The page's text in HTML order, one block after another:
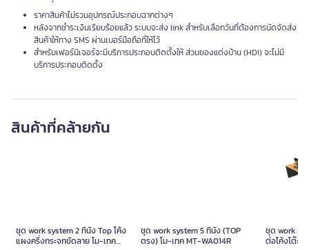
ราคาสินค้าไม่รวมอุปกรณ์ประกอบฉากต่างๆ
หลังจากชำระเงินเรียบร้อยแล้ว ระบบจะส่ง link สำหรับเลือกวันที่ต้องการนัดจัดส่ง
สินค้าให้ทาง SMS ผ่านเบอร์มือถือที่ให้ไว้
สำหรับเฟอร์นิเจอร์จะมีบริการประกอบติดตั้งให้ ส่วนของแต่งบ้าน (HDI) จะไม่มี
บริการประกอบติดตั้ง
สินค้าที่คล้ายกัน
ชุด work system 2 ที่นั่ง Top โค้ง
แผงครึ่งกระจกขัดลาย โม-เทค
ชุด work system 5 ที่นั่ง (TOP
ตรง) โม-เทค MT-WA014R
ชุด work
ต่อโค้งโต๊ะป